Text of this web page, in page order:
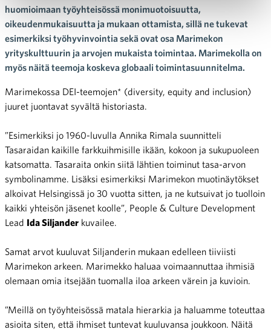
huomioimaan työyhteisössä monimuotoisuutta,
oikeudenmukaisuutta ja mukaan ottamista, sillä ne tukevat
esimerkiksi työhyvinvointia sekä ovat osa Marimekon
yrityskulttuurin ja arvojen mukaista toimintaa. Marimekolla on
myös näitä teemoja koskeva globaali toimintasuunnitelma.
Marimekossa DEI-teemojen* (diversity, equity and inclusion)
juuret juontavat syvältä historiasta.
”Esimerkiksi jo 1960-luvulla Annika Rimala suunnitteli
Tasaraidan kaikille farkkuihmisille ikään, kokoon ja sukupuoleen
katsomatta. Tasaraita onkin siitä lähtien toiminut tasa-arvon
symbolinamme. Lisäksi esimerkiksi Marimekon muotinäytökset
alkoivat Helsingissä jo 30 vuotta sitten, ja ne kutsuivat jo tuolloin
kaikki yhteisön jäsenet koolle”, People & Culture Development
Lead Ida Siljander kuvailee.
Samat arvot kuuluvat Siljanderin mukaan edelleen tiiviisti
Marimekon arkeen. Marimekko haluaa voimaannuttaa ihmisiä
olemaan omia itsejään tuomalla iloa arkeen värein ja kuvioin.
”Meillä on työyhteisössä matala hierarkia ja haluamme toteuttaa
asioita siten, että ihmiset tuntevat kuuluvansa joukkoon. Näitä